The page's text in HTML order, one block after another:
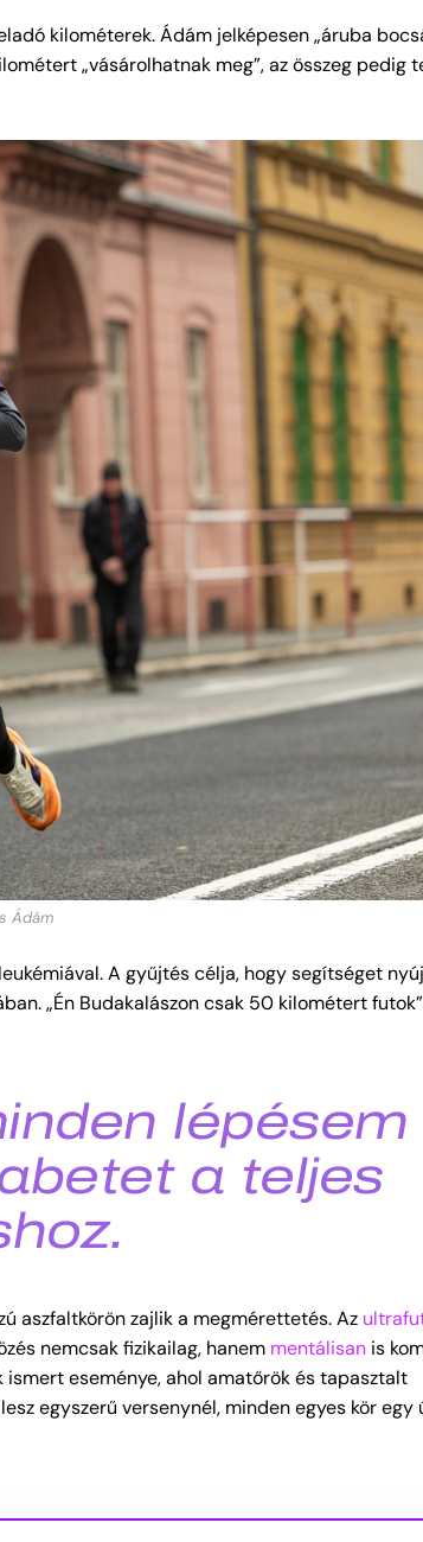
kilométerek. Ádám jelképesen „áruba
„vásárolhatnak meg”, az összeg pedig
Ádám
A gyűjtés célja, hogy segítséget
„Én Budakalászon csak 50 kilométert
lépésem
a teljes
aszfaltkörön zajlik a megmérettetés. Az
nemcsak fizikailag, hanem mentálisan is
eseménye, ahol amatőrök és tapasztalt
egyszerű versenynél, minden egyes kör egy